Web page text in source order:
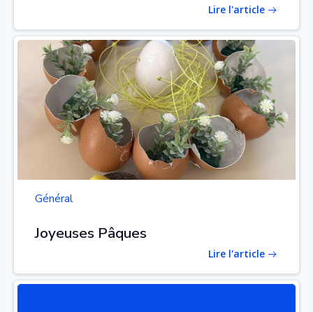
Lire l'article
Général
Joyeuses Pâques
Lire l'article